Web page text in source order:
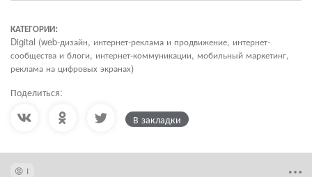
КАТЕГОРИИ:
Digital (web-дизайн, интернет-реклама и продвижение, интернет-
сообщества и блоги, интернет-коммуникации, мобильный маркетинг,
реклама на цифровых экранах)
Поделиться:
В закладки
1